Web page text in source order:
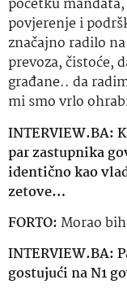
početku
povjerenje i
značajno radilo
prevoza, čistoće,
građane.. da
mi smo vrlo
INTERVIEW.BA:
par zastupnika
identično kao
zetove…
FORTO:Morao
INTERVIEW.BA:
gostujući na N1